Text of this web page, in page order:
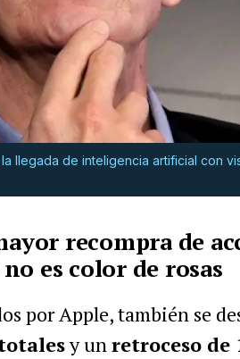
llegada de inteligencia artificial con
recompra de
es color de rosas
por Apple, también se
y unretroceso de